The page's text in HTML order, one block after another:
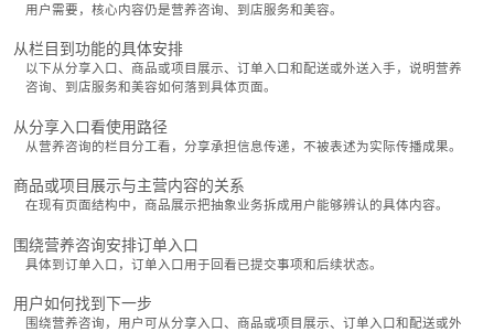
用户需要，核心内容仍是营养咨询、到店服务和美容。
从栏目到功能的具体安排
以下从分享入口、商品或项目展示、订单入口和配送或外送入手，说明营养
咨询、到店服务和美容如何落到具体页面。
从分享入口看使用路径
从营养咨询的栏目分工看，分享承担信息传递，不被表述为实际传播成果。
商品或项目展示与主营内容的关系
在现有页面结构中，商品展示把抽象业务拆成用户能够辨认的具体内容。
围绕营养咨询安排订单入口
具体到订单入口，订单入口用于回看已提交事项和后续状态。
用户如何找到下一步
围绕营养咨询，用户可从分享入口、商品或项目展示、订单入口和配送或外